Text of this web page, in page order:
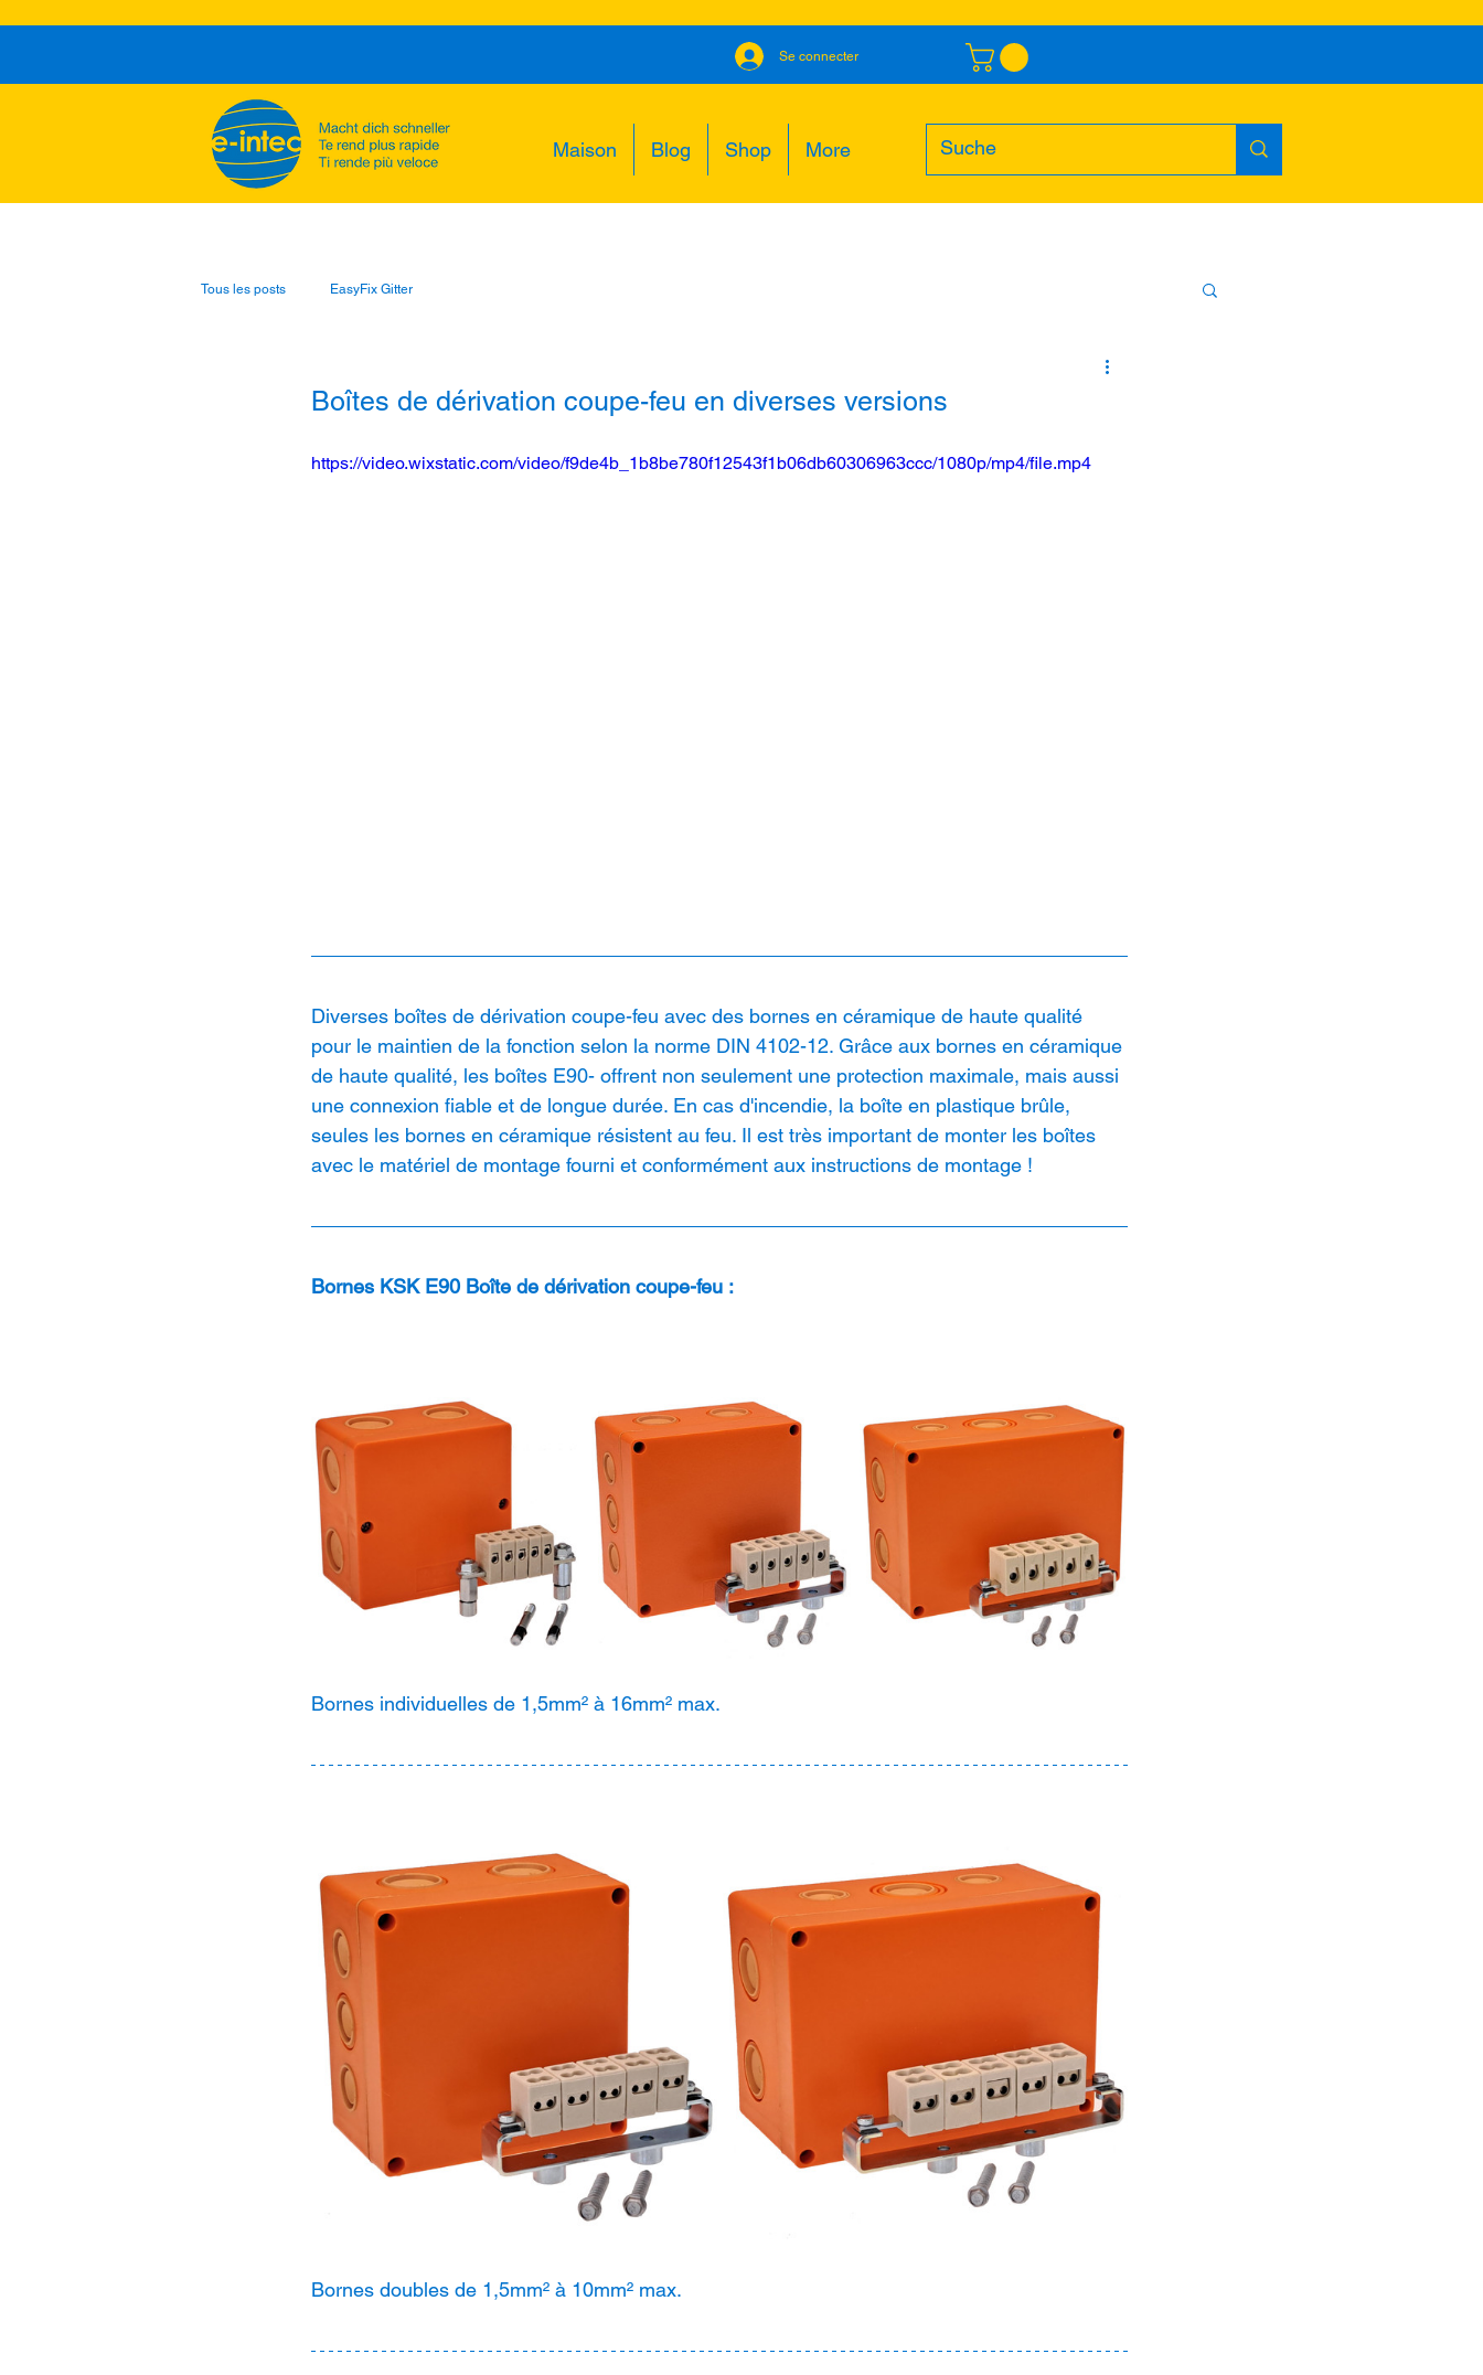
Se connecter
Maison Blog Shop More
Tous les posts EasyFix Gitter
Boîtes de dérivation coupe-feu en diverses versions
https://video.wixstatic.com/video/f9de4b_1b8be780f12543f1b06db60306963ccc/1080p/mp4/file.mp4
Diverses boîtes de dérivation coupe-feu avec des bornes en céramique de haute qualité
pour le maintien de la fonction selon la norme DIN 4102-12. Grâce aux bornes en céramique
de haute qualité, les boîtes E90- offrent non seulement une protection maximale, mais aussi
une connexion fiable et de longue durée. En cas d'incendie, la boîte en plastique brûle,
seules les bornes en céramique résistent au feu. Il est très important de monter les boîtes
avec le matériel de montage fourni et conformément aux instructions de montage !
Bornes KSK E90 Boîte de dérivation coupe-feu :
Bornes individuelles de 1,5mm² à 16mm² max.
Bornes doubles de 1,5mm² à 10mm² max.